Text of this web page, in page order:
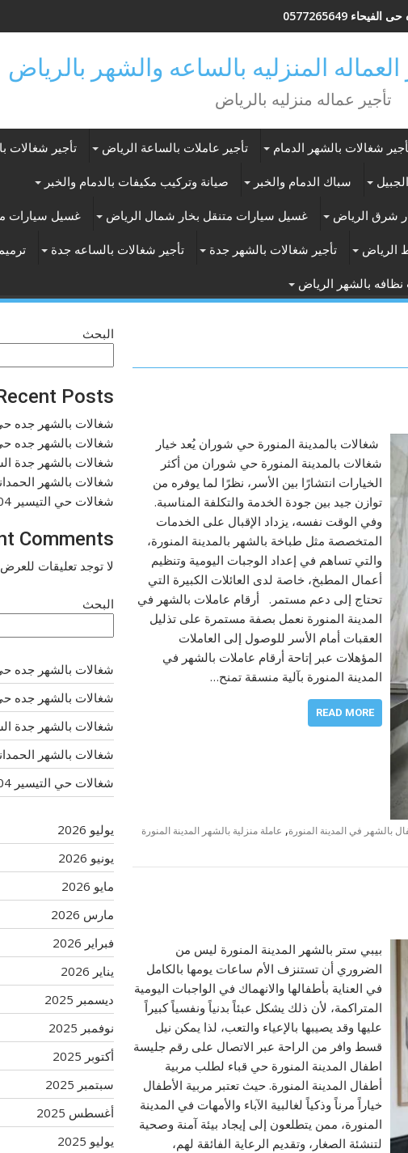
0577265649
تأجير عماله منزليه بالرياض
شغالات بالشهر الدمام تأجير عاملات بالساعة الرياض تأجير شغالات
سباك الدمام والخبر صيانة وتركيب مكيفات بالدمام والخبر
شرق الرياض غسيل سيارات متنقل بخار شمال الرياض غسيل سيارات
الرياض تأجير شغالات بالشهر جدة تأجير شغالات بالساعه جدة
نظافه بالشهر الرياض
شغالات بالمدينة المنورة حي شوران يُعد خيار
شغالات بالمدينة المنورة حي شوران من أكثر
الخيارات انتشارًا بين الأسر، نظرًا لما يوفره من
توازن جيد بين جودة الخدمة والتكلفة المناسبة.
وفي الوقت نفسه، يزداد الإقبال على الخدمات
المتخصصة مثل طباخة بالشهر بالمدينة المنورة،
والتي تساهم في إعداد الوجبات اليومية وتنظيم
أعمال المطبخ، خاصة لدى العائلات الكبيرة التي
تحتاج إلى دعم مستمر. أرقام عاملات بالشهر في
المدينة المنورة نعمل بصفة مستمرة على تذليل
العقبات أمام الأسر للوصول إلى العاملات
المؤهلات عبر إتاحة أرقام عاملات بالشهر في
المدينة المنورة بآلية منسقة تمنح…
READ MORE
بالشهر في المدينة المنورة, عاملة منزلية بالشهر المدينة المنورة
بيبي ستر بالشهر المدينة المنورة ليس من
الضروري أن تستنزف الأم ساعات يومها بالكامل
في العناية بأطفالها والانهماك في الواجبات اليومية
المتراكمة، لأن ذلك يشكل عبئاً بدنياً ونفسياً كبيراً
عليها وقد يصيبها بالإعياء والتعب، لذا يمكن نيل
قسط وافر من الراحة عبر الاتصال على رقم جليسة
اطفال المدينة المنورة حي قباء لطلب مربية
أطفال المدينة المنورة. حيث تعتبر مربية الأطفال
خياراً مرناً وذكياً لغالبية الآباء والأمهات في المدينة
المنورة، ممن يتطلعون إلى إيجاد بيئة آمنة وصحية
لتنشئة الصغار، وتقديم الرعاية الفائقة لهم،
البحث
Posts
شغالات بالشهر جده حى
شغالات بالشهر جده حى
شغالات بالشهر جدة السنابل
شغالات بالشهر الحمدانية
شغالات حي التيسير 0562346904
Comments
لا توجد تعليقات
البحث
شغالات بالشهر جده حى
شغالات بالشهر جده حى
شغالات بالشهر جدة السنابل
شغالات بالشهر الحمدانية
شغالات حي التيسير 0562346904
يوليو 2026
يونيو 2026
مايو 2026
مارس 2026
فبراير 2026
يناير 2026
ديسمبر 2025
نوفمبر 2025
أكتوبر 2025
سبتمبر 2025
أغسطس 2025
يوليو 2025